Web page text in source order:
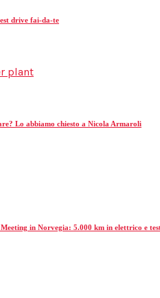
drive fai-da-te
Lo abbiamo chiesto a Nicola Armaroli
in Norvegia: 5.000 km in elettrico e